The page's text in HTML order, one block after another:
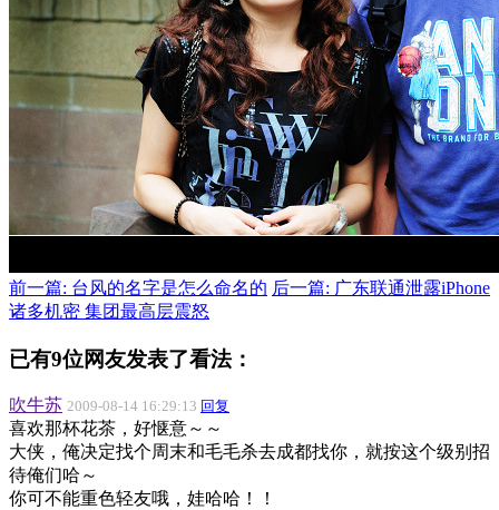
前一篇: 台风的名字是怎么命名的 后一篇: 广东联通泄露iPhone
诸多机密 集团最高层震怒
已有9位网友发表了看法：
吹牛苏 2009-08-14 16:29:13 回复
喜欢那杯花茶，好惬意～～
大侠，俺决定找个周末和毛毛杀去成都找你，就按这个级别招
待俺们哈～
你可不能重色轻友哦，娃哈哈！！